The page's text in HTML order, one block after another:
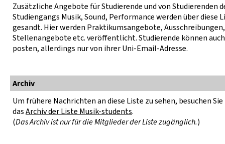
Zusätzliche Angebote für Studierende und von Studierenden
Studiengangs Musik, Sound, Performance werden über diese
gesandt. Hier werden Praktikumsangebote, Ausschreibungen,
Stellenangebote etc. veröffentlicht. Studierende können
posten, allerdings nur von ihrer Uni-Email-Adresse.
Archiv
Um frühere Nachrichten an diese Liste zu sehen, besuchen
dasArchiv der Liste Musik-students.
(Das Archiv ist nur für die Mitglieder der Liste zugänglich.)